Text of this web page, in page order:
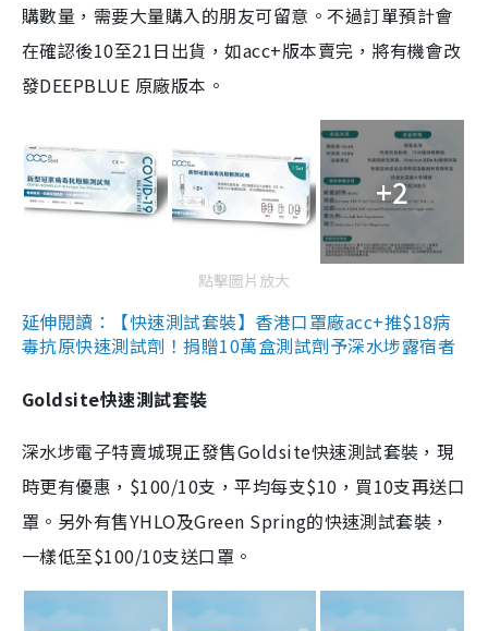
購數量，需要大量購入的朋友可留意。不過訂單預計會
在確認後10至21日出貨，如acc+版本賣完，將有機會改
發DEEPBLUE 原廠版本。
+2
點擊圖片放大
延伸閱讀：【快速測試套裝】香港口罩廠acc+推$18病
毒抗原快速測試劑！捐贈10萬盒測試劑予深水埗露宿者
Goldsite快速測試套裝
深水埗電子特賣城現正發售Goldsite快速測試套裝，現
時更有優惠，$100/10支，平均每支$10，買10支再送口
罩。另外有售YHLO及Green Spring的快速測試套裝，
一樣低至$100/10支送口罩。